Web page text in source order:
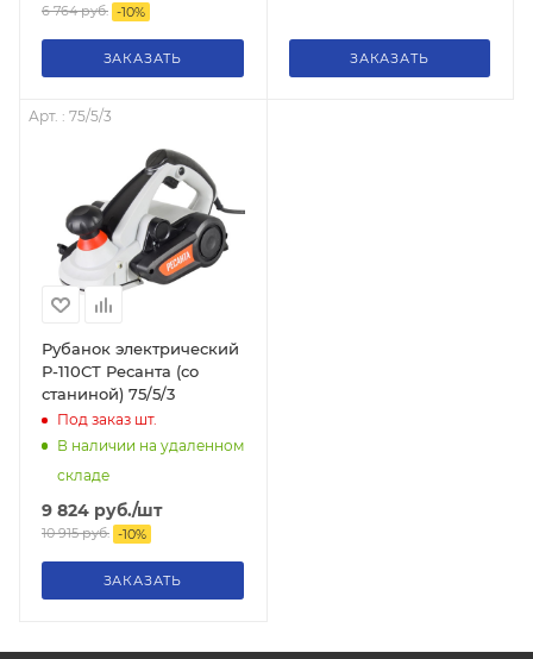
6 764руб. -10%
ЗАКАЗАТЬ ЗАКАЗАТЬ
Арт. : 75/5/3
Рубанок электрический
Р-110СТ Ресанта (со
станиной) 75/5/3
Под заказ шт.
В наличии на удаленном
складе
9 824 руб./шт
10 915руб. -10%
ЗАКАЗАТЬ